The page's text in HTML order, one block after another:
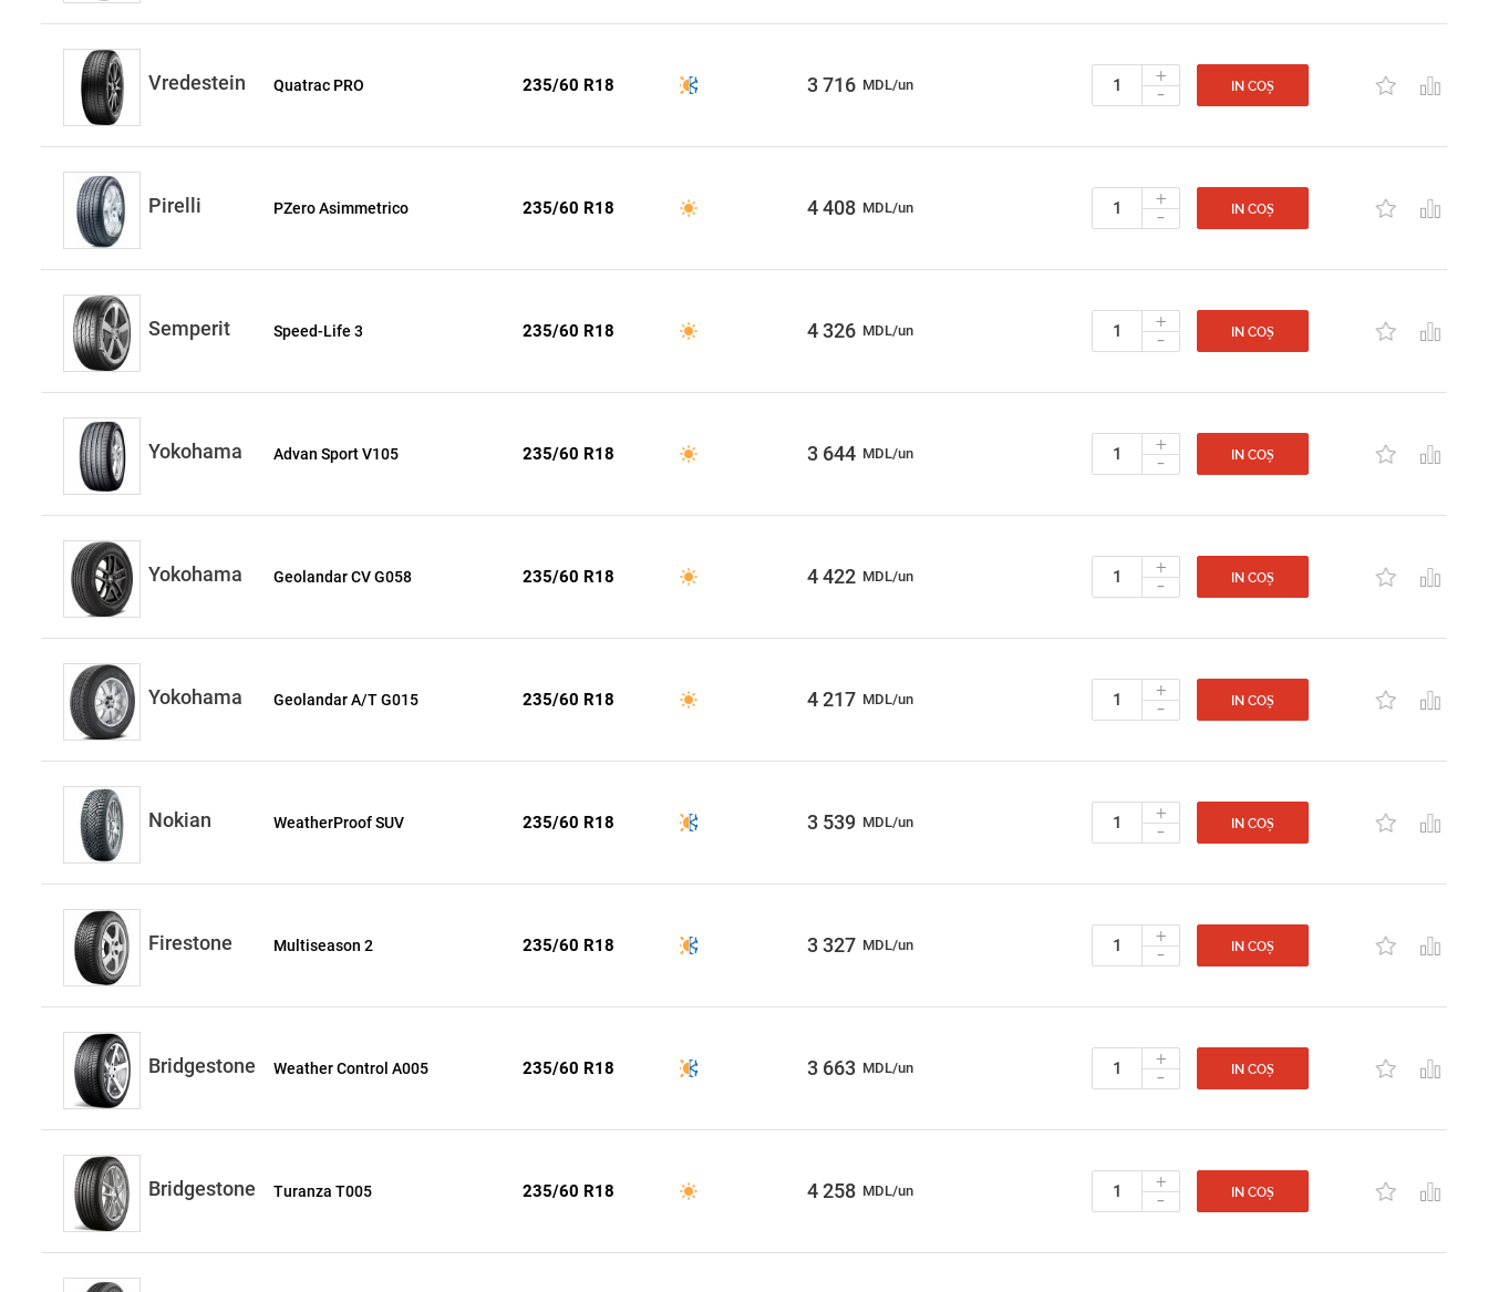
Vredestein Quatrac PRO 235/60 R18 3 716 MDL/un +
- IN COȘ
Pirelli PZero Asimmetrico 235/60 R18 4 408 MDL/un +
- IN COȘ
Semperit Speed-Life 3 235/60 R18 4 326 MDL/un +
- IN COȘ
Yokohama Advan Sport V105 235/60 R18 3 644 MDL/un +
- IN COȘ
Yokohama Geolandar CV G058 235/60 R18 4 422 MDL/un +
- IN COȘ
Yokohama Geolandar A/T G015 235/60 R18 4 217 MDL/un +
- IN COȘ
Nokian WeatherProof SUV 235/60 R18 3 539 MDL/un +
- IN COȘ
Firestone Multiseason 2 235/60 R18 3 327 MDL/un +
- IN COȘ
Bridgestone Weather Control A005 235/60 R18 3 663 MDL/un +
- IN COȘ
Bridgestone Turanza T005 235/60 R18 4 258 MDL/un +
- IN COȘ